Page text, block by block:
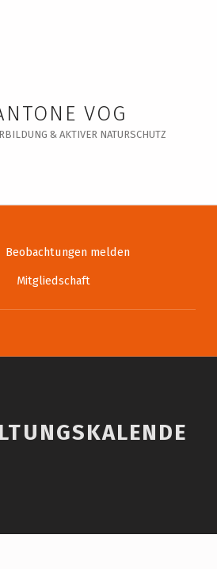
VOG
& AKTIVER NATURSCHUTZ
bei Facebook
Beobachtungen melden
Mitgliedschaft